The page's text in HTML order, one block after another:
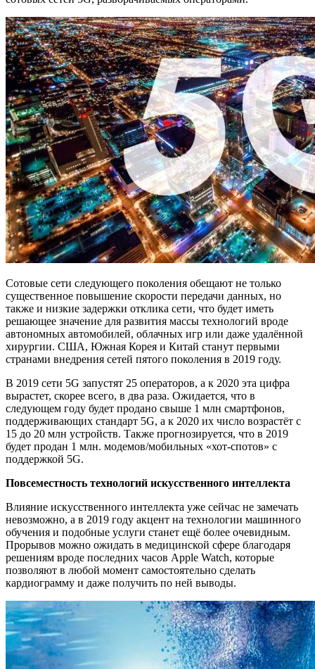
Сотовые сети следующего поколения обещают не только
существенное повышение скорости передачи данных, но
также и низкие задержки отклика сети, что будет иметь
решающее значение для развития массы технологий вроде
автономных автомобилей, облачных игр или даже удалённой
хирургии. США, Южная Корея и Китай станут первыми
странами внедрения сетей пятого поколения в 2019 году.
В 2019 сети 5G запустят 25 операторов, а к 2020 эта цифра
вырастет, скорее всего, в два раза. Ожидается, что в
следующем году будет продано свыше 1 млн смартфонов,
поддерживающих стандарт 5G, а к 2020 их число возрастёт с
15 до 20 млн устройств. Также прогнозируется, что в 2019
будет продан 1 млн. модемов/мобильных «хот-спотов» с
поддержкой 5G.
Повсеместность технологий искусственного интеллекта
Влияние искусственного интеллекта уже сейчас не замечать
невозможно, а в 2019 году акцент на технологии машинного
обучения и подобные услуги станет ещё более очевидным.
Прорывов можно ожидать в медицинской сфере благодаря
решениям вроде последних часов Apple Watch, которые
позволяют в любой момент самостоятельно сделать
кардиограмму и даже получить по ней выводы.